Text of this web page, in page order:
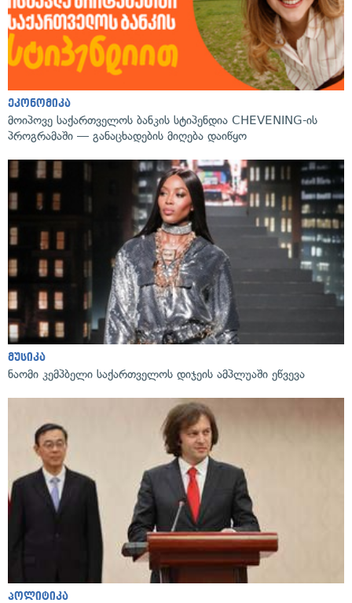
ეკონომიკა
მოიპოვე საქართველოს ბანკის სტიპენდია CHEVENING-ის
პროგრამაში — განაცხადების მიღება დაიწყო
მუსიკა
ნაომი კემპბელი საქართველოს დიჯეის ამპლუაში ეწვევა
პოლიტიკა